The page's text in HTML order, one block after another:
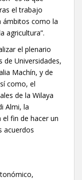
el trabajo
ámbitos como la
agricultura”.
el plenario
Universidades,
Machín, y de
como, el
de la Wilaya
Almi, la
fin de hacer un
acuerdos